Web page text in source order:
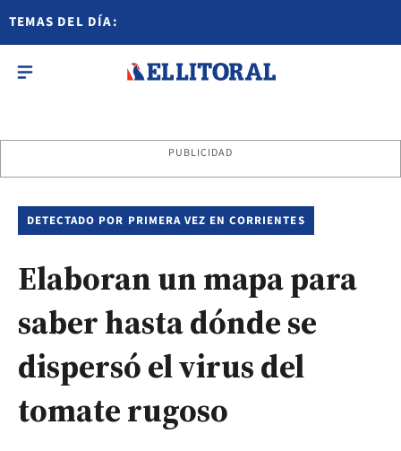
TEMAS DEL DÍA:
PUBLICIDAD
DETECTADO POR PRIMERA VEZ EN CORRIENTES
Elaboran un mapa para
saber hasta dónde se
dispersó el virus del
tomate rugoso